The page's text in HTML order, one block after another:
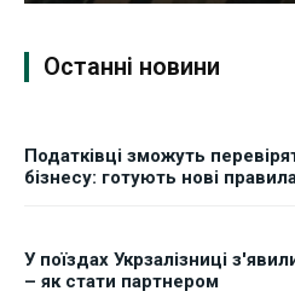
Останні новини
Податківці зможуть
бізнесу: готують нові
У поїздах Укрзалізниці
– як стати партнером